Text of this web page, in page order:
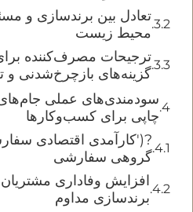
تعادل بین برندسازی و
محیط زیست
ترجیحات مصرف‌کننده
گزینه‌های بازچرخ‌شدنی و
سودمندی‌های عملی
چاپی برای کسب‌وکارها
?('کارآمدی اقتصادی
گروهی سفارشی
افزایش وفاداری
برندسازی مداوم